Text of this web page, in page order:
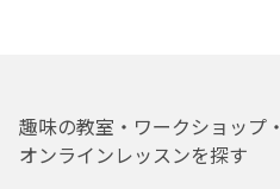
趣味の教室・ワークショップ・
オンラインレッスンを探す